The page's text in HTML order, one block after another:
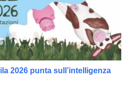
2026 punta sull’intelligenza